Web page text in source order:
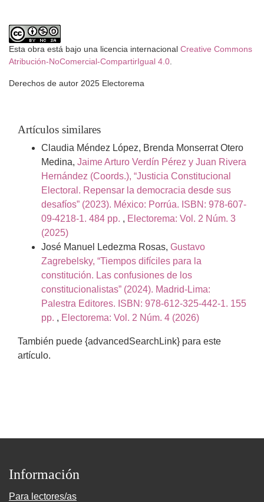
Esta obra está bajo una licencia internacional Creative Commons
Atribución-NoComercial-CompartirIgual 4.0
Derechos de autor 2025 Electorema
Artículos similares
Claudia Méndez López, Brenda Monserrat Otero
Medina, Jaime Arturo Verdín Pérez y Juan Rivera
Hernández (Coords.), “Justicia Constitucional
Electoral. Repensar la democracia desde sus
desafíos” (2023). México: Porrúa. ISBN: 978-607-
09-4218-1. 484 pp. , Electorema: Vol. 2 Núm. 3
(2025)
José Manuel Ledezma Rosas, Gustavo
Zagrebelsky, “Tiempos difíciles para la
constitución. Las confusiones de los
constitucionalistas” (2024). Madrid-Lima:
Palestra Editores. ISBN: 978-612-325-442-1. 155
pp. , Electorema: Vol. 2 Núm. 4 (2026)
También puede {advancedSearchLink} para este
artículo.
Información
Para lectores/as